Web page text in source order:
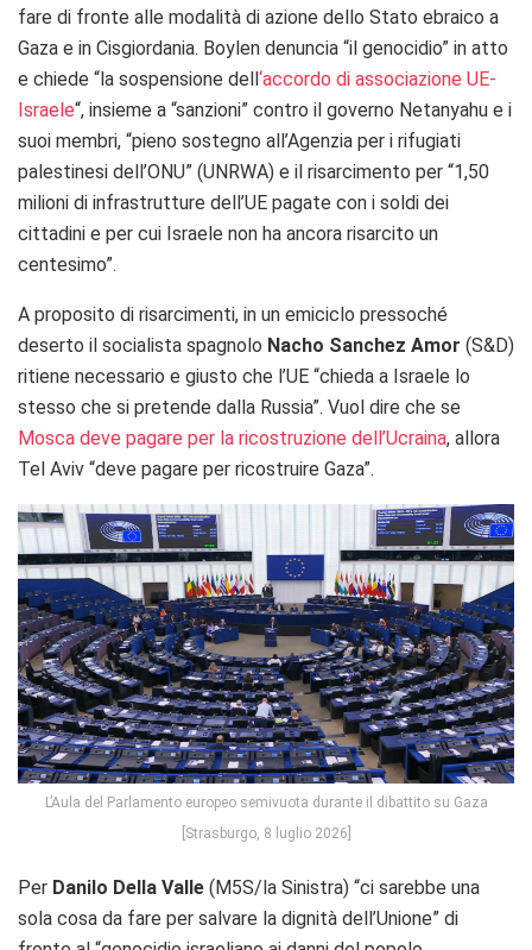
fare di fronte alle modalità di azione dello Stato ebraico a
Gaza e in Cisgiordania. Boylen denuncia “il genocidio” in atto
e chiede “la sospensione dell ‘accordo di associazione UE-
Israele“, insieme a “sanzioni” contro il governo Netanyahu e i
suoi membri, “pieno sostegno all’Agenzia per i rifugiati
palestinesi dell’ONU” (UNRWA) e il risarcimento per “1,50
milioni di infrastrutture dell’UE pagate con i soldi dei
cittadini e per cui Israele non ha ancora risarcito un
centesimo”.
A proposito di risarcimenti, in un emiciclo pressoché
deserto il socialista spagnolo Nacho Sanchez Amor (S&D)
ritiene necessario e giusto che l’UE “chieda a Israele lo
stesso che si pretende dalla Russia”. Vuol dire che se
Mosca deve pagare per la ricostruzione dell’Ucraina, allora
Tel Aviv “deve pagare per ricostruire Gaza”.
L’Aula del Parlamento europeo semivuota durante il dibattito su Gaza
[Strasburgo, 8 luglio 2026]
Per Danilo Della Valle (M5S/la Sinistra) “ci sarebbe una
sola cosa da fare per salvare la dignità dell’Unione” di